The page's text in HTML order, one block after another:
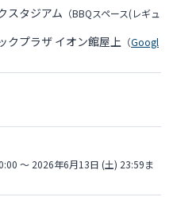
スタジアム （BBQスペース(レギュ
クプラザ イオン館屋上 （Googl
〜 2026年6月13日 (土) 23:59ま